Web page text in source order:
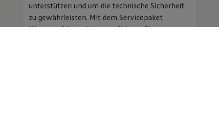
unterstützen und um die technische Sicherheit
zu gewährleisten. Mit dem Servicepaket
Wartung & Inspektion profitieren Sie von